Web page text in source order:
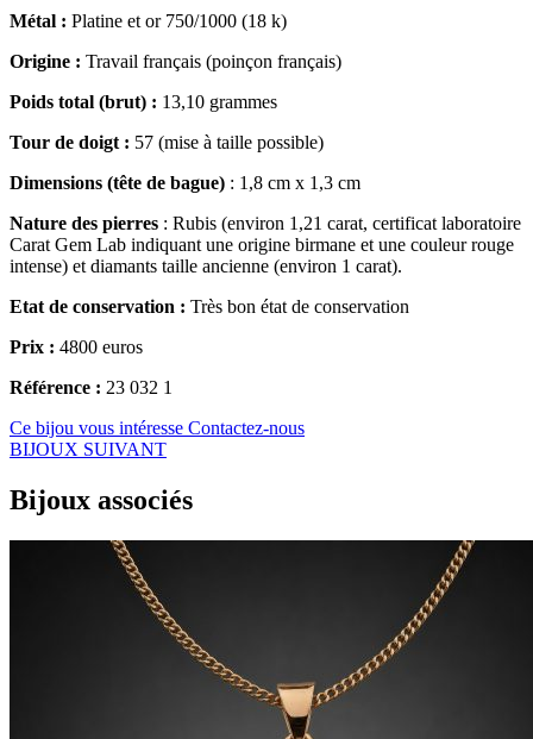
Métal : Platine et or 750/1000 (18 k)
Origine : Travail français (poinçon français)
Poids total (brut) : 13,10 grammes
Tour de doigt : 57 (mise à taille possible)
Dimensions (tête de bague) : 1,8 cm x 1,3 cm
Nature des pierres : Rubis (environ 1,21 carat, certificat laboratoire
Carat Gem Lab indiquant une origine birmane et une couleur rouge
intense) et diamants taille ancienne (environ 1 carat).
Etat de conservation : Très bon état de conservation
Prix : 4800 euros
Référence : 23 032 1
Ce bijou vous intéresse Contactez-nous
BIJOUX SUIVANT
Bijoux associés